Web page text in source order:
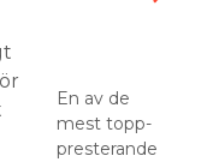
En av de
mest topp-
presterande